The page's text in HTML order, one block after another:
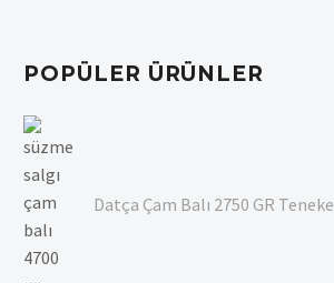
POPÜLER ÜRÜNLER
Datça Çam Balı 2750 GR Teneke